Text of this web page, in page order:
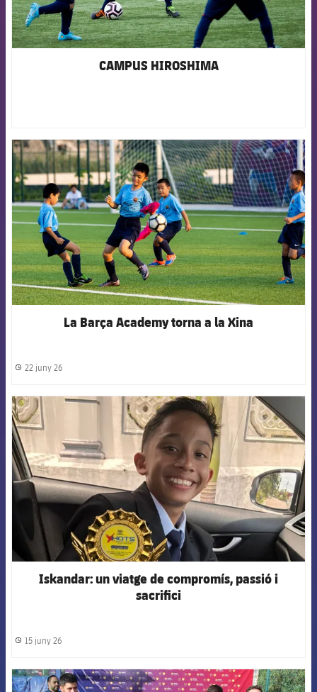
CAMPUS HIROSHIMA
FCB Barcelona badge
La Barça Academy torna a la Xina
label.share.clock
22 juny 26
FCB Barcelona badge
Iskandar: un viatge de compromís, passió i
sacrifici
label.share.clock
15 juny 26
FCB Barcelona badge